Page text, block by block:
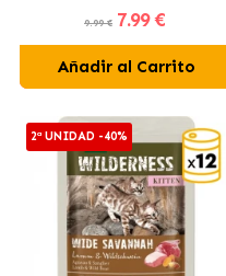
Gatos Adultos con Pescado
9.99 € 7.99 €
Añadir al Carrito
2ª UNIDAD -40%